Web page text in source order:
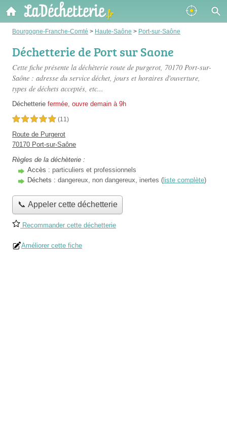
Bourgogne-Franche-Comté > Haute-Saône > Port-sur-Saône
Déchetterie de Port sur Saone
Cette fiche présente la déchèterie route de purgerot, 70170 Port-sur-
Saône : adresse du service déchet, jours et horaires d'ouverture,
types de déchets acceptés, etc...
Déchetterie fermée, ouvre demain à 9h
5,0 étoiles sur 5 (11)
Route de Purgerot
70170 Port-sur-Saône
Règles de la déchèterie :
Accès : particuliers et professionnels
Déchets : dangereux, non dangereux, inertes ( liste complète)
📞 Appeler cette déchetterie
Recommander cette déchetterie
Améliorer cette fiche